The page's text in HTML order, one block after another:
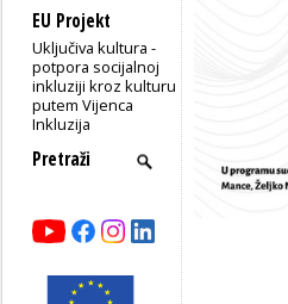
EU Projekt
Uključiva kultura -
potpora socijalnoj
inkluziji kroz kulturu
putem Vijenca
Inkluzija